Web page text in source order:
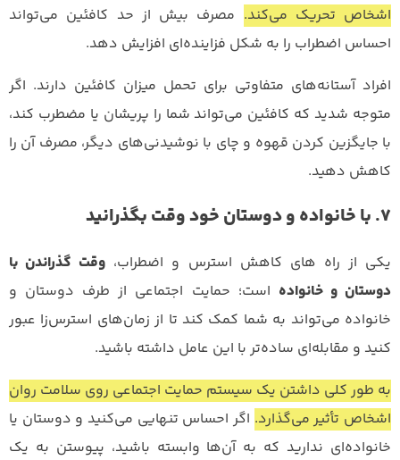
اشخاص تحریک می‌کند. مصرف بیش از حد کافئین می‌تواند
احساس اضطراب را به شکل فزاینده‌ای افزایش دهد.
افراد آستانه‌های متفاوتی برای تحمل میزان کافئین دارند. اگر
متوجه شدید که کافئین می‌تواند شما را پریشان یا مضطرب کند،
با جایگزین کردن قهوه و چای با نوشیدنی‌های دیگر، مصرف آن را
کاهش دهید.
7. با خانواده و دوستان خود وقت بگذرانید
یکی از راه های کاهش استرس و اضطراب، وقت گذراندن با
دوستان و خانواده است؛ حمایت اجتماعی از طرف دوستان و
خانواده می‌تواند به شما کمک کند تا از زمان‌های استرس‌زا عبور
کنید و مقابله‌ای ساده‌تر با این عامل داشته باشید.
به طور کلی داشتن یک سیستم حمایت اجتماعی روی سلامت روان
اشخاص تأثیر می‌گذارد. اگر احساس تنهایی می‌کنید و دوستان یا
خانواده‌ای ندارید که به آن‌ها وابسته باشید، پیوستن به یک